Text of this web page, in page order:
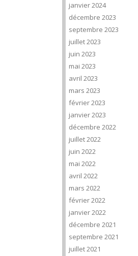
janvier 2024
décembre 2023
septembre 2023
juillet 2023
juin 2023
mai 2023
avril 2023
mars 2023
février 2023
janvier 2023
décembre 2022
juillet 2022
juin 2022
mai 2022
avril 2022
mars 2022
février 2022
janvier 2022
décembre 2021
septembre 2021
juillet 2021